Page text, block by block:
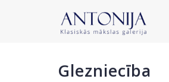
Glezniecība